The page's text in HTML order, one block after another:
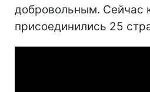
добровольным. Сейчас
присоединились 25